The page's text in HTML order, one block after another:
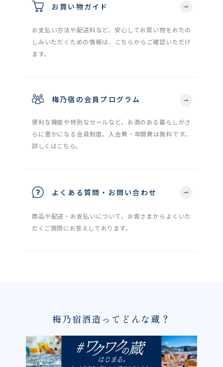
お買い物ガイド
お支払い方法や配送料など、安心してお買い物をおたの
しみいただくための情報は、こちらからご確認いただけ
ます。
梅乃宿の会員プログラム
便利な機能や特別なセールなど、お酒のある暮らしがさ
らに豊かになる会員制度。入会費・年間費は無料です。
詳しくはこちら。
よくある質問・お問い合わせ
商品や配送・お支払いについて、お客さまからよくいた
だくご質問にお答えしております。
梅乃宿酒造ってどんな蔵？